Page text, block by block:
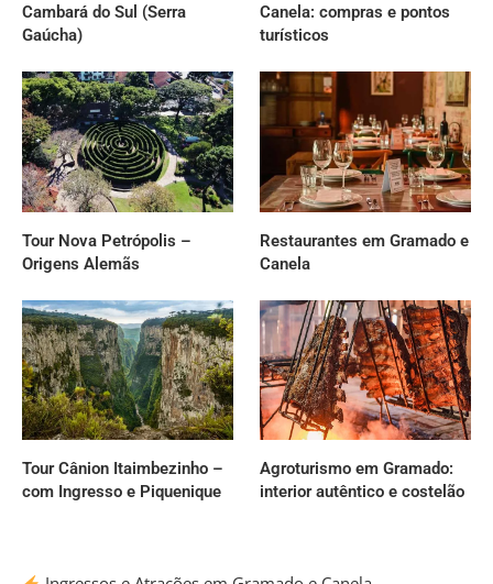
Cambará do Sul (Serra
Gaúcha)
Canela: compras e pontos
turísticos
Tour Nova Petrópolis –
Origens Alemãs
Restaurantes em Gramado e
Canela
Tour Cânion Itaimbezinho –
com Ingresso e Piquenique
Agroturismo em Gramado:
interior autêntico e costelão